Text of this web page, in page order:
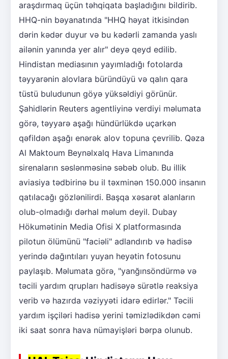
araşdırmaq üçün təhqiqata başladığını bildirib.
HHQ-nin bəyanatında "HHQ həyat itkisindən
dərin kədər duyur və bu kədərli zamanda yaslı
ailənin yanında yer alır" deyə qeyd edilib.
Hindistan mediasının yayımladığı fotolarda
təyyarənin alovlara büründüyü və qalın qara
tüstü buludunun göyə yüksəldiyi görünür.
Şahidlərin Reuters agentliyinə verdiyi məlumata
görə, təyyarə aşağı hündürlükdə uçarkən
qəfildən aşağı enərək alov topuna çevrilib. Qəza
Al Maktoum Beynəlxalq Hava Limanında
sirenaların səslənməsinə səbəb olub. Bu illik
aviasiya tədbirinə bu il təxminən 150.000 insanın
qatılacağı gözlənilirdi. Başqa xəsarət alanların
olub-olmadığı dərhal məlum deyil. Dubay
Hökumətinin Media Ofisi X platformasında
pilotun ölümünü "faciəli" adlandırıb və hadisə
yerində dağıntıları yuyan heyətin fotosunu
paylaşıb. Məlumata görə, "yanğınsöndürmə və
təcili yardım qrupları hadisəyə sürətlə reaksiya
verib və hazırda vəziyyəti idarə edirlər." Təcili
yardım işçiləri hadisə yerini təmizlədikdən cəmi
iki saat sonra hava nümayişləri bərpa olunub.